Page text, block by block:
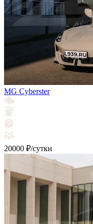
MG Cyberster
20000 ₽/сутки